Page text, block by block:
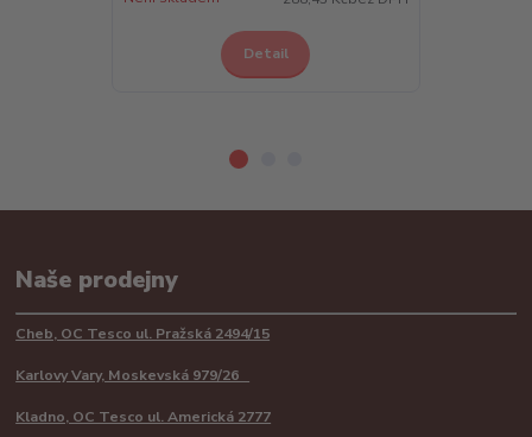
Detail
Naše prodejny
Cheb, OC Tesco ul. Pražská 2494/15
Karlovy Vary, Moskevská 979/26
Kladno, OC Tesco ul. Americká 2777